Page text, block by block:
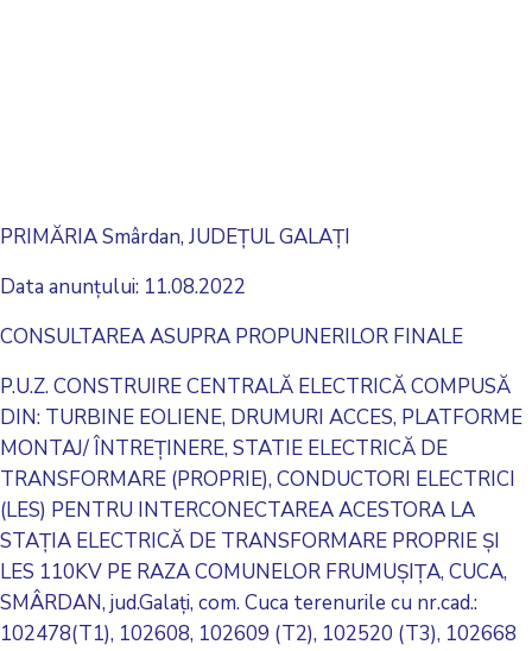
PRIMĂRIA Smârdan, JUDEȚUL GALAȚI
Data anunțului: 11.08.2022
CONSULTAREA ASUPRA PROPUNERILOR FINALE
P.U.Z. CONSTRUIRE CENTRALĂ ELECTRICĂ COMPUSĂ
DIN: TURBINE EOLIENE, DRUMURI ACCES, PLATFORME
MONTAJ/ ÎNTREȚINERE, STATIE ELECTRICĂ DE
TRANSFORMARE (PROPRIE), CONDUCTORI ELECTRICI
(LES) PENTRU INTERCONECTAREA ACESTORA LA
STAȚIA ELECTRICĂ DE TRANSFORMARE PROPRIE ȘI
LES 110KV PE RAZA COMUNELOR FRUMUȘIȚA, CUCA,
SMÂRDAN, jud.Galați, com. Cuca terenurile cu nr.cad.:
102478(T1), 102608, 102609 (T2), 102520 (T3), 102668